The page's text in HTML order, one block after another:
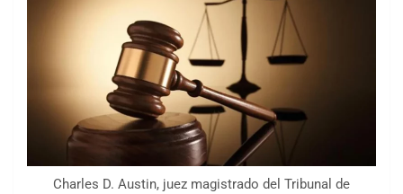
Charles D. Austin, juez magistrado del Tribunal de